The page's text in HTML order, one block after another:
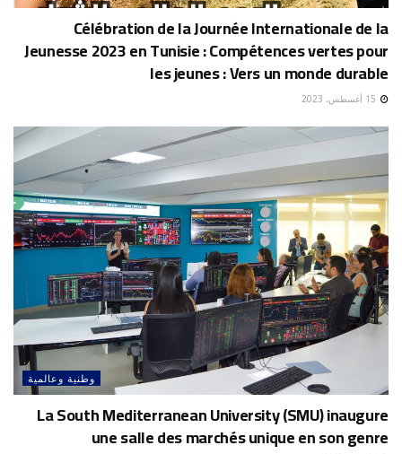
Célébration de la Journée Internationale de la
Jeunesse 2023 en Tunisie : Compétences vertes pour
les jeunes : Vers un monde durable
15 أغسطس، 2023
وطنية وعالمية
La South Mediterranean University (SMU) inaugure
une salle des marchés unique en son genre